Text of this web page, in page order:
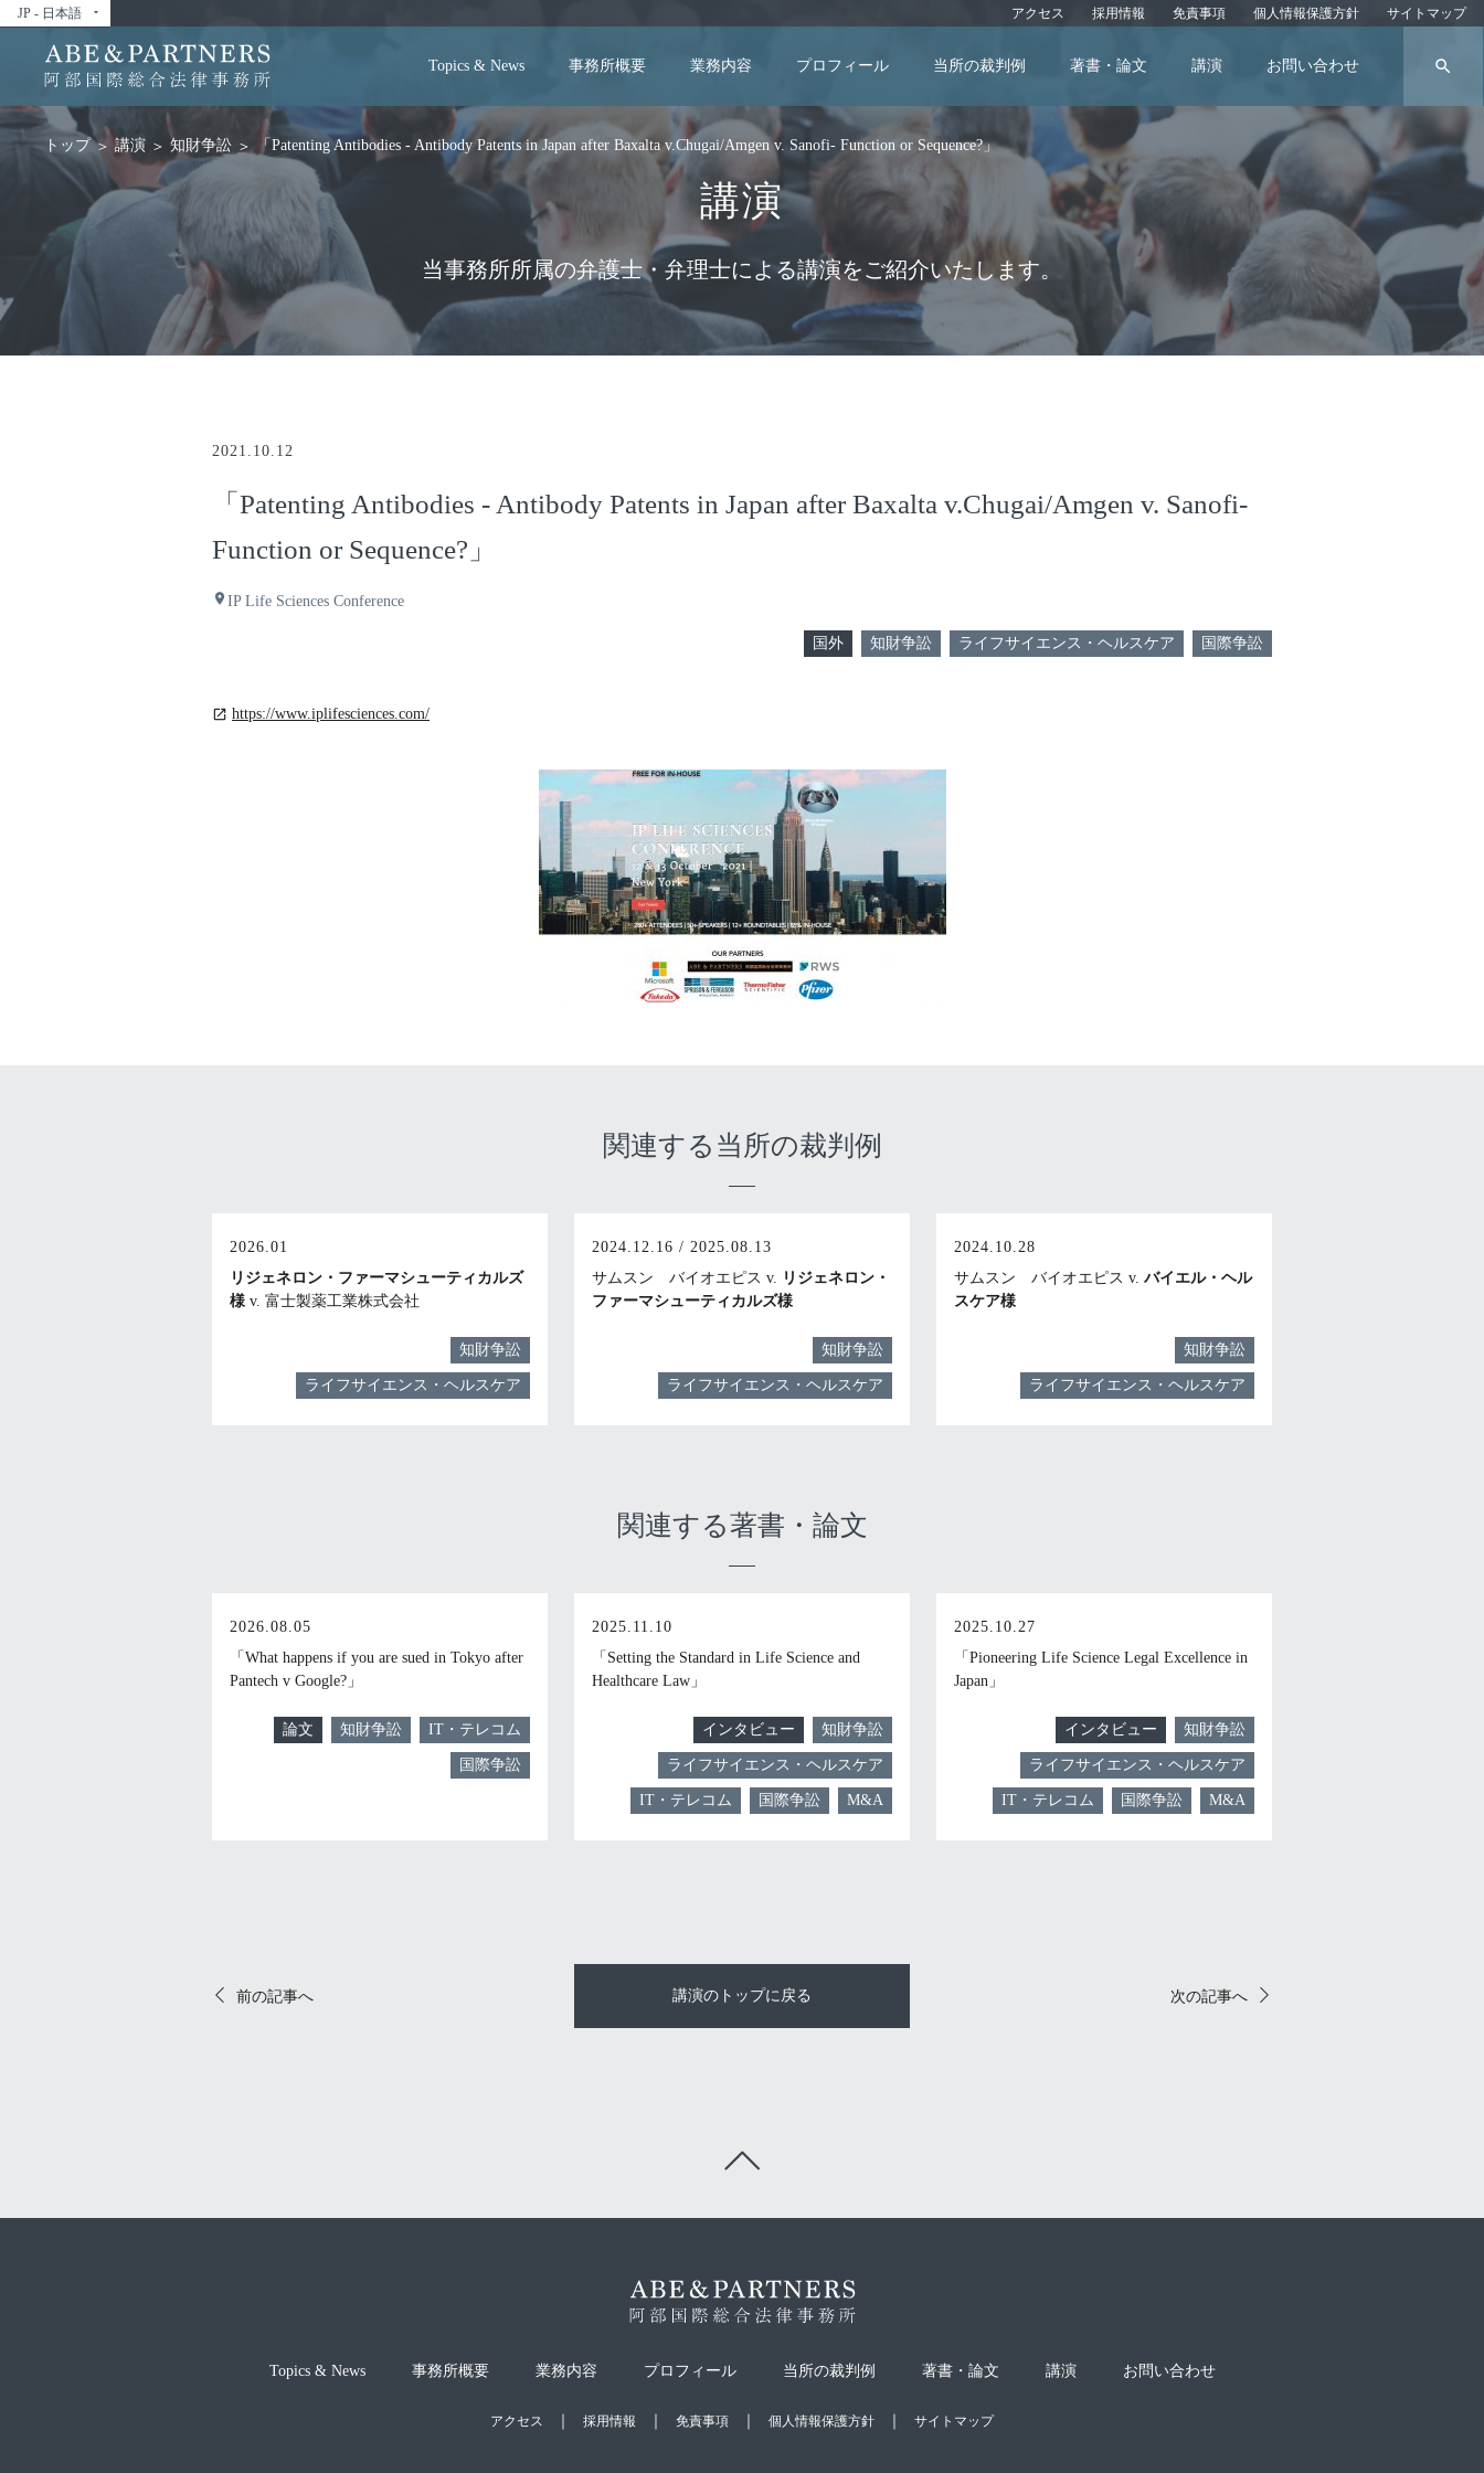
JP - 日本語 arrow_drop_down アクセス 採用情報 免責事項 個人情報保護方針 サイトマップ
Topics & News 事務所概要 業務内容 プロフィール 当所の裁判例 著書・論文 講演 お問い合わせ search
トップ 講演 知財争訟 「Patenting Antibodies - Antibody Patents in Japan after Baxalta v.Chugai/Amgen v. Sanofi- Function or Sequence?」
講演
当事務所所属の弁護士・弁理士による講演をご紹介いたします。
2021.10.12
「Patenting Antibodies - Antibody Patents in Japan after Baxalta v.Chugai/Amgen v. Sanofi-
Function or Sequence?」
place IP Life Sciences Conference
国外 知財争訟 ライフサイエンス・ヘルスケア 国際争訟
open_in_new https://www.iplifesciences.com/
関連する当所の裁判例
2026.01
リジェネロン・ファーマシューティカルズ
様 v. 富士製薬工業株式会社
知財争訟
ライフサイエンス・ヘルスケア
2024.12.16 / 2025.08.13
サムスン バイオエピス v. リジェネロン・
ファーマシューティカルズ様
知財争訟
ライフサイエンス・ヘルスケア
2024.10.28
サムスン バイオエピス v. バイエル・ヘル
スケア様
知財争訟
ライフサイエンス・ヘルスケア
関連する著書・論文
2026.08.05
「What happens if you are sued in Tokyo after
Pantech v Google?」
論文 知財争訟 IT・テレコム
国際争訟
2025.11.10
「Setting the Standard in Life Science and
Healthcare Law」
インタビュー 知財争訟
ライフサイエンス・ヘルスケア
IT・テレコム 国際争訟 M&A
2025.10.27
「Pioneering Life Science Legal Excellence in
Japan」
インタビュー 知財争訟
ライフサイエンス・ヘルスケア
IT・テレコム 国際争訟 M&A
前の記事へ 講演のトップに戻る 次の記事へ
Topics & News 事務所概要 業務内容 プロフィール 当所の裁判例 著書・論文 講演 お問い合わせ
アクセス 採用情報 免責事項 個人情報保護方針 サイトマップ